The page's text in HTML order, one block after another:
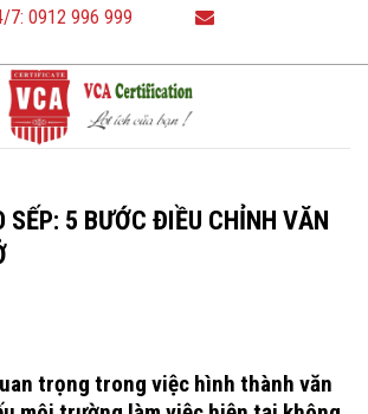
7: 0912 996 999
SẾP: 5 BƯỚC ĐIỀU CHỈNH VĂN
trọng trong việc hình thành văn